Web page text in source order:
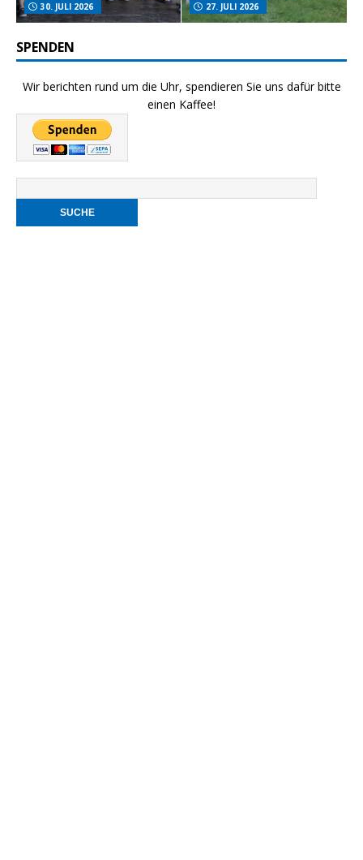
30. JULI 2026 27. JULI 2026
SPENDEN
Wir berichten rund um die Uhr, spendieren Sie uns dafür bitte
einen Kaffee!